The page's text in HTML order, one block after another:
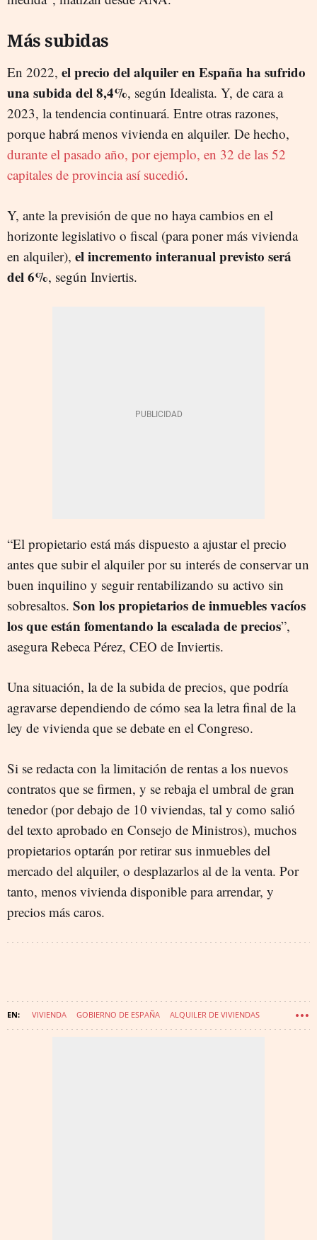
Mássubidas
En 2022, el precio del alquiler en España ha sufrido
una subida del 8,4%, según Idealista. Y, de cara a
2023, la tendencia continuará. Entre otras razones,
porque habrá menos vivienda en alquiler. De hecho,
durante el pasado año, por ejemplo, en 32 de las 52
capitales de provincia así sucedió.
Y, ante la previsión de que no haya cambios en el
horizonte legislativo o fiscal (para poner más vivienda
en alquiler), el incremento interanual previsto será
del 6%, según Inviertis.
“El propietario está más dispuesto a ajustar el precio
antes que subir el alquiler por su interés de conservar un
buen inquilino y seguir rentabilizando su activo sin
sobresaltos. Son los propietarios de inmuebles vacíos
los que están fomentando la escalada de precios”,
asegura Rebeca Pérez, CEO de Inviertis.
Una situación, la de la subida de precios, que podría
agravarse dependiendo de cómo sea la letra final de la
ley de vivienda que se debate en el Congreso.
Si se redacta con la limitación de rentas a los nuevos
contratos que se firmen, y se rebaja el umbral de gran
tenedor (por debajo de 10 viviendas, tal y como salió
del texto aprobado en Consejo de Ministros), muchos
propietarios optarán por retirar sus inmuebles del
mercado del alquiler, o desplazarlos al de la venta. Por
tanto, menos vivienda disponible para arrendar, y
precios más caros.
VIVIENDA GOBIERNO DE ESPAÑA ALQUILER DE VIVIENDAS